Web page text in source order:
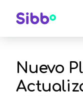
Nuevo